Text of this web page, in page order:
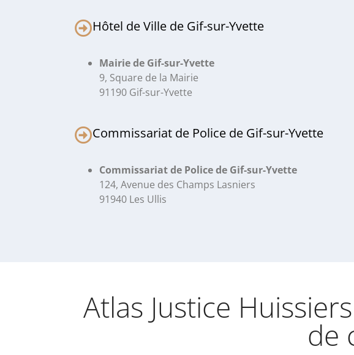
Hôtel de Ville de Gif-sur-Yvette
Mairie de Gif-sur-Yvette
9, Square de la Mairie
91190 Gif-sur-Yvette
Commissariat de Police de Gif-sur-Yvette
Commissariat de Police de Gif-sur-Yvette
124, Avenue des Champs Lasniers
91940 Les Ullis
Atlas Justice
de